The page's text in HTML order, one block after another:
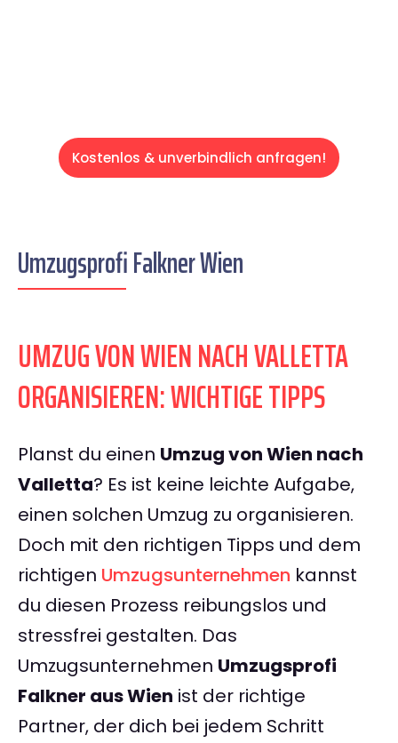
Kostenlos & unverbindlich anfragen!
Umzugsprofi Falkner Wien
UMZUG VON WIEN NACH VALLETTA
ORGANISIEREN: WICHTIGE TIPPS
Planst du einen Umzug von Wien nach
Valletta? Es ist keine leichte Aufgabe,
einen solchen Umzug zu organisieren.
Doch mit den richtigen Tipps und dem
richtigen Umzugsunternehmen kannst
du diesen Prozess reibungslos und
stressfrei gestalten. Das
Umzugsunternehmen Umzugsprofi
Falkner aus Wien ist der richtige
Partner, der dich bei jedem Schritt